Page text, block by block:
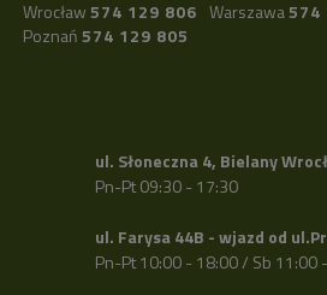
Wrocław 574 129 806 Warszawa574
Poznań 574 129 805
ul. Słoneczna 4, Bielany
Pn-Pt 09:30 - 17:30
ul. Farysa 44B - wjazd od
Pn-Pt 10:00 - 18:00 / Sb 11:00